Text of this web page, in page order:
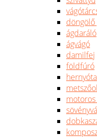
ágdaráló
ágvágó
damilfej
földfúró
motoros